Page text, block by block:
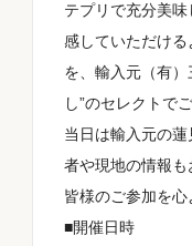
テプリで充分美
感していただけ
を、輸入元（有
し”のセレクトで
当日は輸入元の
者や現地の情報も
皆様のご参加を心
■開催日時